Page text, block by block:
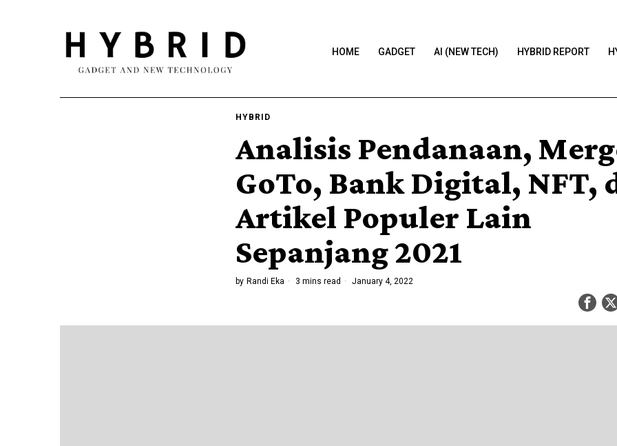
HOME GADGET AI (NEW TECH) HYBRID REPORT
HYBRID
Analisis Pendanaan,
GoTo, Bank Digital, NFT,
Artikel Populer Lain
Sepanjang 2021
by Randi Eka 3 mins read January 4, 2022